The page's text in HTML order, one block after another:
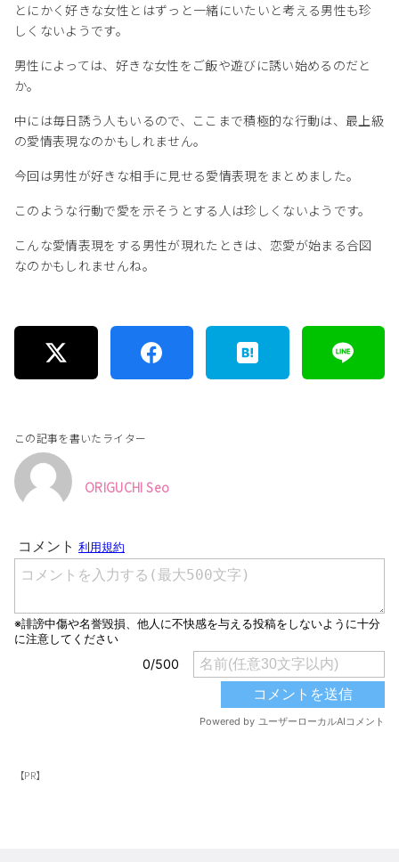
とにかく好きな女性とはずっと一緒にいたいと考える男性も珍
しくないようです。
男性によっては、好きな女性をご飯や遊びに誘い始めるのだと
か。
中には毎日誘う人もいるので、ここまで積極的な行動は、最上級
の愛情表現なのかもしれません。
今回は男性が好きな相手に見せる愛情表現をまとめました。
このような行動で愛を示そうとする人は珍しくないようです。
こんな愛情表現をする男性が現れたときは、恋愛が始まる合図
なのかもしれませんね。
この記事を書いたライター
ORIGUCHI Seo
【PR】